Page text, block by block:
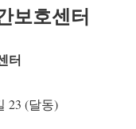
보호센터
터
23 (달동)